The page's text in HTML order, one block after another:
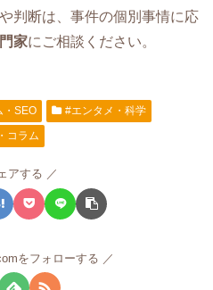
判断は、事件の個別事情に応
家にご相談ください。
・SEO
#エンタメ・科学
コラム
アする
をフォローする